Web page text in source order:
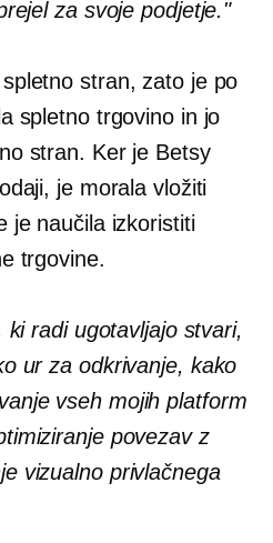
za svoje podjetje."
stran, zato je po
spletno trgovino in jo
stran. Ker je Betsy
je morala vložiti
je naučila izkoristiti
trgovine.
radi ugotavljajo stvari,
ur za odkrivanje, kako
vseh mojih platform
povezav z
vizualno privlačnega